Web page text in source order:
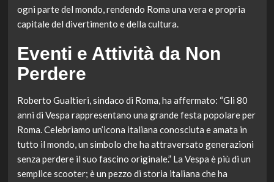
ogni parte del mondo, rendendo Roma una vera e propria
capitale del divertimento e della cultura.
Eventi e Attività da Non
Perdere
Roberto Gualtieri, sindaco di Roma, ha affermato: “Gli 80
anni di Vespa rappresentano una grande festa popolare per
Roma. Celebriamo un’icona italiana conosciuta e amata in
tutto il mondo, un simbolo che ha attraversato generazioni
senza perdere il suo fascino originale.” La Vespa è più di un
semplice scooter; è un pezzo di storia italiana che ha